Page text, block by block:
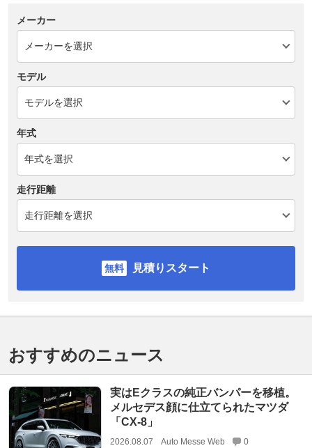
メーカー
モデル
年式
走行距離
見積りスタート
おすすめのニュース
実はEクラスの純正バンパーを移植。
メルセデス顔に仕立てられたマツダ
「CX-8」
2026.08.07 Auto Messe Web 0